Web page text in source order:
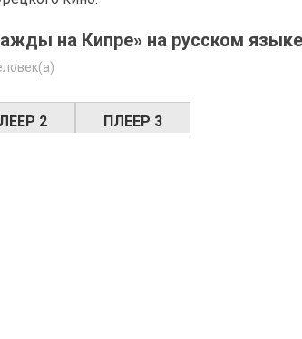
на Кипре» на русском
2 ПЛЕЕР 3